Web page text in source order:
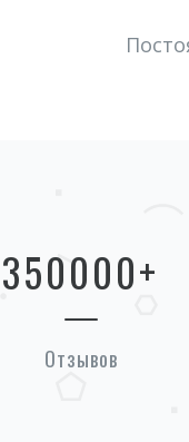
350000+
Отзывов